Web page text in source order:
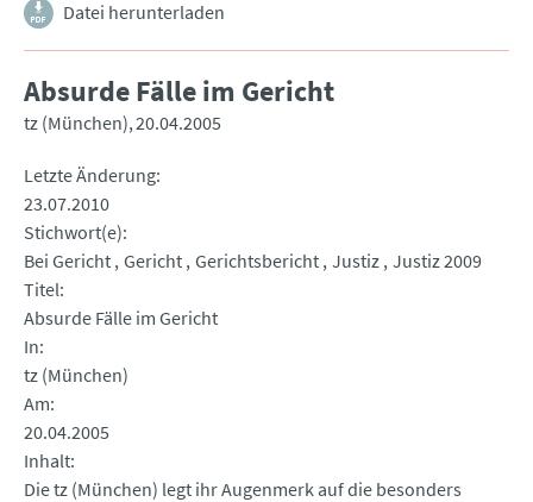
Datei herunterladen
Absurde Fälle im Gericht
tz (München) 20.04.2005
Letzte Änderung
23.07.2010
Stichwort(e)
Bei Gericht Gericht Gerichtsbericht Justiz Justiz 2009
Titel
Absurde Fälle im Gericht
In
tz (München)
Am
20.04.2005
Inhalt
Die tz (München) legt ihr Augenmerk auf die besonders